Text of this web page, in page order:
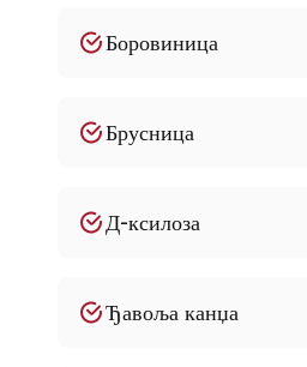
Боровиница
Брусница
Д-ксилоза
Ђавоља канџа